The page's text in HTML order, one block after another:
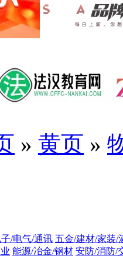
» 黄页 »
/电气/通讯 五金/建材/家装/
能源/冶金/钢材 安防/消防/